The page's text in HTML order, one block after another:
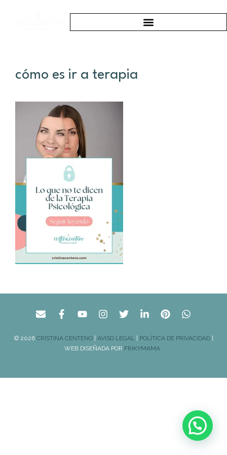
cómo es ir a terapia
© 2026 CRISTINA CENTENO| AVISO LEGAL| POLÍTICA DE PRIVACIDAD|
WEB DISEÑADA POR FRIKYMAMA